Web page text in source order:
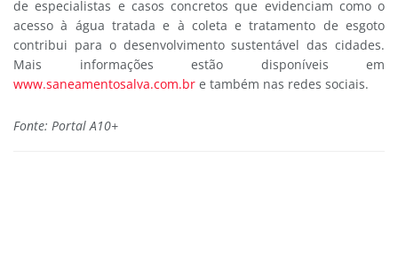
de especialistas e casos concretos que evidenciam como o
acesso à água tratada e à coleta e tratamento de esgoto
contribui para o desenvolvimento sustentável das cidades.
Mais informações estão disponíveis em
www.saneamentosalva.com.br e também nas redes sociais.
Fonte: Portal A10+